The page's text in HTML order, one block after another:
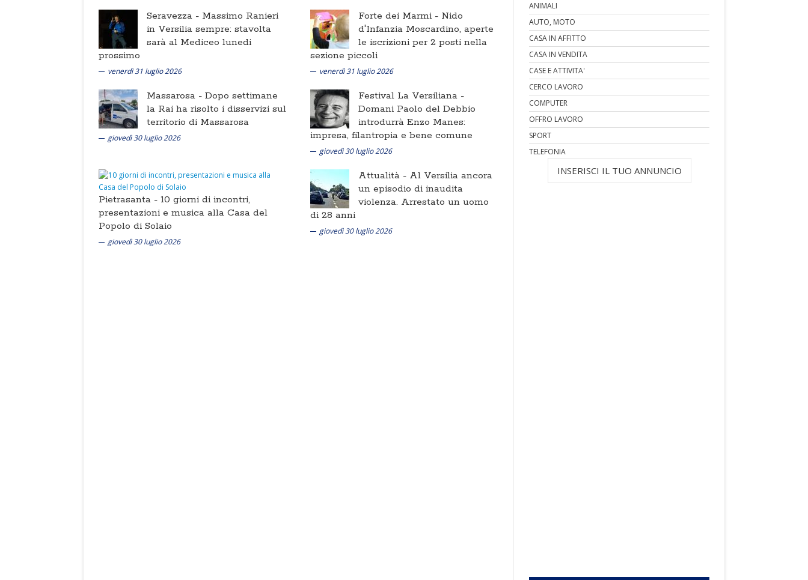
Seravezza - Massimo Ranieri
in Versilia sempre: stavolta
sarà al Mediceo lunedi
prossimo
venerdì 31 luglio 2026
Forte dei Marmi - Nido
d'Infanzia Moscardino, aperte
le iscrizioni per 2 posti nella
sezione piccoli
venerdì 31 luglio 2026
Massarosa - Dopo settimane
la Rai ha risolto i disservizi sul
territorio di Massarosa
giovedì 30 luglio 2026
Festival La Versiliana -
Domani Paolo del Debbio
introdurrà Enzo Manes:
impresa, filantropia e bene comune
giovedì 30 luglio 2026
Pietrasanta - 10 giorni di incontri,
presentazioni e musica alla Casa del
Popolo di Solaio
giovedì 30 luglio 2026
Attualità - Al Versilia ancora
un episodio di inaudita
violenza. Arrestato un uomo
di 28 anni
giovedì 30 luglio 2026
ANIMALI
AUTO, MOTO
CASA IN AFFITTO
CASA IN VENDITA
CASE E ATTIVITA'
CERCO LAVORO
COMPUTER
OFFRO LAVORO
SPORT
TELEFONIA
INSERISCI IL TUO ANNUNCIO